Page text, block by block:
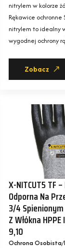
nitrylem w kolorze
Rękawice ochronne
nitrylem to idealny
wygodnej ochrony
Zobacz
X-NITCUT5 TF
Odporna Na
3/4
Z Włókna
9,10
Ochrona Osobista